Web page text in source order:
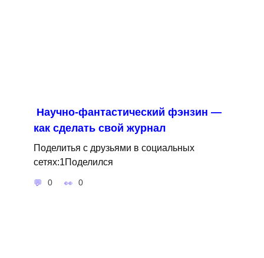
Научно-фантастический фэнзин —
как сделать свой журнал
Поделитья с друзьями в социальных
сетях:1Поделился
0 0